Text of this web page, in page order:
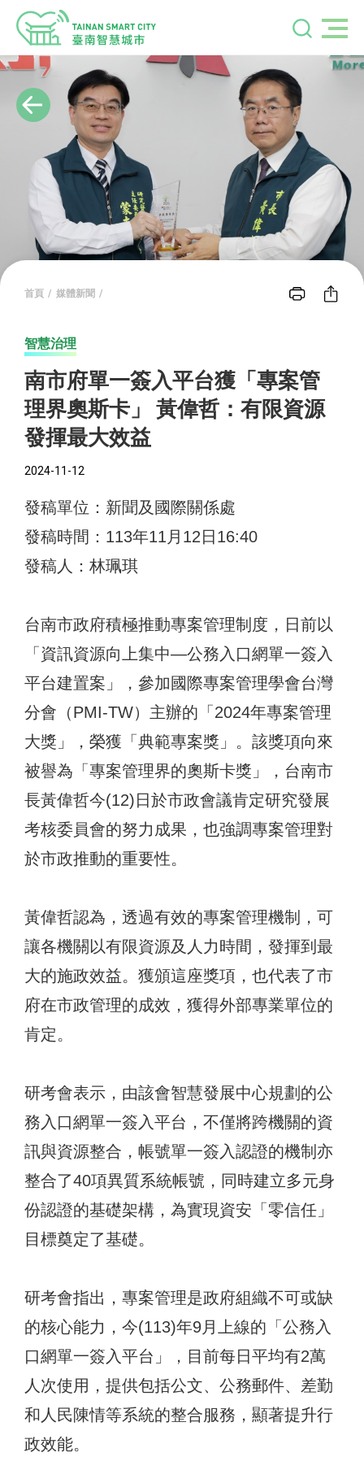
首頁 媒體新聞
智慧治理
南市府單一簽入平台獲「專案管
理界奧斯卡」 黃偉哲：有限資源
發揮最大效益
2024-11-12
發稿單位：新聞及國際關係處
發稿時間：113年11月12日16:40
發稿人：林珮琪
台南市政府積極推動專案管理制度，日前以
「資訊資源向上集中—公務入口網單一簽入
平台建置案」，參加國際專案管理學會台灣
分會（PMI-TW）主辦的「2024年專案管理
大獎」，榮獲「典範專案獎」。該獎項向來
被譽為「專案管理界的奧斯卡獎」，台南市
長黃偉哲今(12)日於市政會議肯定研究發展
考核委員會的努力成果，也強調專案管理對
於市政推動的重要性。
黃偉哲認為，透過有效的專案管理機制，可
讓各機關以有限資源及人力時間，發揮到最
大的施政效益。獲頒這座獎項，也代表了市
府在市政管理的成效，獲得外部專業單位的
肯定。
研考會表示，由該會智慧發展中心規劃的公
務入口網單一簽入平台，不僅將跨機關的資
訊與資源整合，帳號單一簽入認證的機制亦
整合了40項異質系統帳號，同時建立多元身
份認證的基礎架構，為實現資安「零信任」
目標奠定了基礎。
研考會指出，專案管理是政府組織不可或缺
的核心能力，今(113)年9月上線的「公務入
口網單一簽入平台」，目前每日平均有2萬
人次使用，提供包括公文、公務郵件、差勤
和人民陳情等系統的整合服務，顯著提升行
政效能。